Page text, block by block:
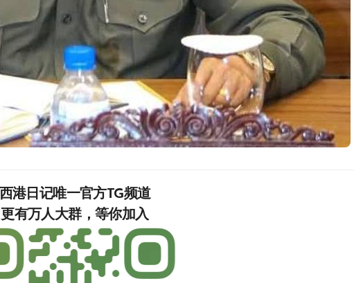
西港日记唯一官方TG频道
更有万人大群，等你加入‍‍‍‍‍‍‍‍‍‍‍‍‍